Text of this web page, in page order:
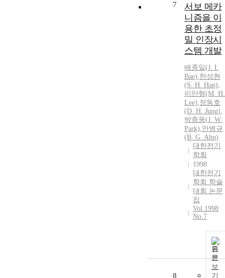
7
서보 메카
니즘을 이
용한 초정
밀 인장시
스템 개발
배종일(J. I.
Bae),한성현
(S. H. Han),
이만형(M. H.
Lee),정동호
(D. H. Jung),
박종웅(J. W.
Park),안병규
(B. G. Ahn)
대한전기
학회
1998
대한전기
학회 학술
대회 논문
집
Vol.1998
No.7
원
문
보
기
8